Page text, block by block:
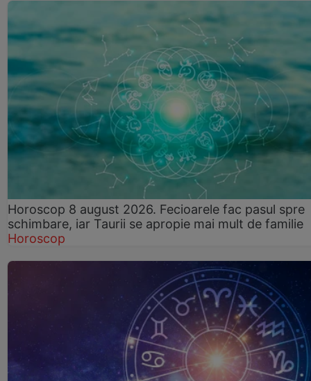
Horoscop 8 august 2026. Fecioarele fac pasul spre
schimbare, iar Taurii se apropie mai mult de familie
Horoscop